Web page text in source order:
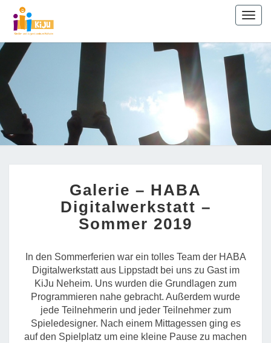
content
Kinder-
Neheim
–
HABA
DIGITALWERKSTATT
–
2019
Galerie – HABA
Digitalwerkstatt –
Sommer 2019
In den Sommerferien war ein tolles Team der HABA
Digitalwerkstatt aus Lippstadt bei uns zu Gast im
KiJu Neheim. Uns wurden die Grundlagen zum
Programmieren nahe gebracht. Außerdem wurde
jede Teilnehmerin und jeder Teilnehmer zum
Spieledesigner. Nach einem Mittagessen ging es
auf den Spielplatz um eine kleine Pause zu machen